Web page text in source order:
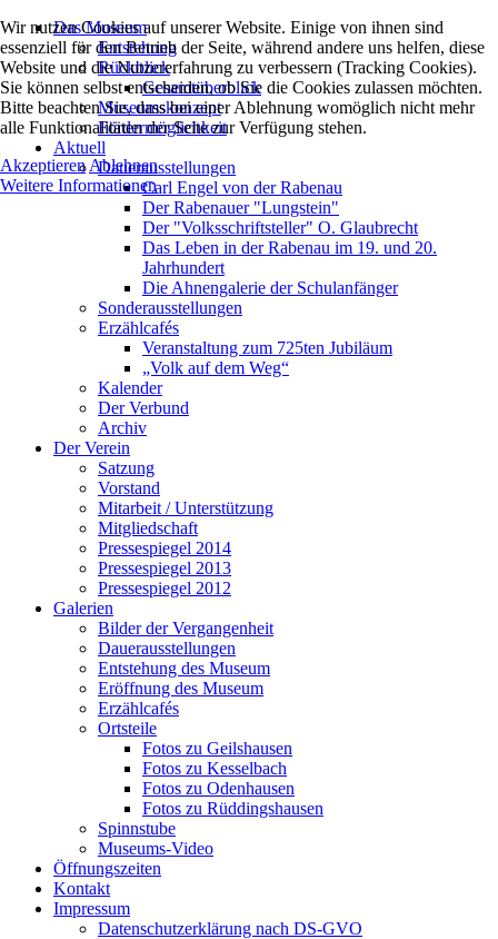
Das Museum
Entstehung
Rückblick
Gesamtüberblick
Museumskonzept
Fördermöglichkeit
Aktuell
Dauerausstellungen
Carl Engel von der Rabenau
Der Rabenauer "Lungstein"
Der "Volksschriftsteller" O. Glaubrecht
Das Leben in der Rabenau im 19. und 20.
Jahrhundert
Die Ahnengalerie der Schulanfänger
Sonderausstellungen
Erzählcafés
Veranstaltung zum 725ten Jubiläum
„Volk auf dem Weg“
Kalender
Der Verbund
Archiv
Der Verein
Satzung
Vorstand
Mitarbeit / Unterstützung
Mitgliedschaft
Pressespiegel 2014
Pressespiegel 2013
Pressespiegel 2012
Galerien
Bilder der Vergangenheit
Dauerausstellungen
Entstehung des Museum
Eröffnung des Museum
Erzählcafés
Ortsteile
Fotos zu Geilshausen
Fotos zu Kesselbach
Fotos zu Odenhausen
Fotos zu Rüddingshausen
Spinnstube
Museums-Video
Öffnungszeiten
Kontakt
Impressum
Datenschutzerklärung nach DS-GVO
Wir nutzen Cookies auf unserer Website. Einige von ihnen sind
essenziell für den Betrieb der Seite, während andere uns helfen, diese
Website und die Nutzererfahrung zu verbessern (Tracking Cookies).
Sie können selbst entscheiden, ob Sie die Cookies zulassen möchten.
Bitte beachten Sie, dass bei einer Ablehnung womöglich nicht mehr
alle Funktionalitäten der Seite zur Verfügung stehen.
Akzeptieren Ablehnen
Weitere Informationen